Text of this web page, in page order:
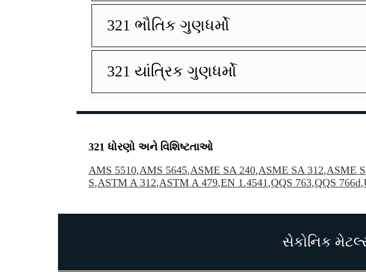
321 ભૌતિક ગુણધર્મો
321 યાંત્રિક ગુણધર્મો
321 ધોરણો અને વિશિષ્ટતાઓ
AMS 5510,AMS 5645,ASME SA 240,ASME SA 312,ASME
S,ASTM A 312,ASTM A 479,EN 1.4541,QQS 763,QQS 766d,
સેકોનિક